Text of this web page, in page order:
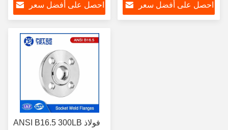
PLFF لمهندسة الأنابيب
احصل على أفضل سعر
احصل على أفضل سعر
ANSI B16.5 300LB فولاذ